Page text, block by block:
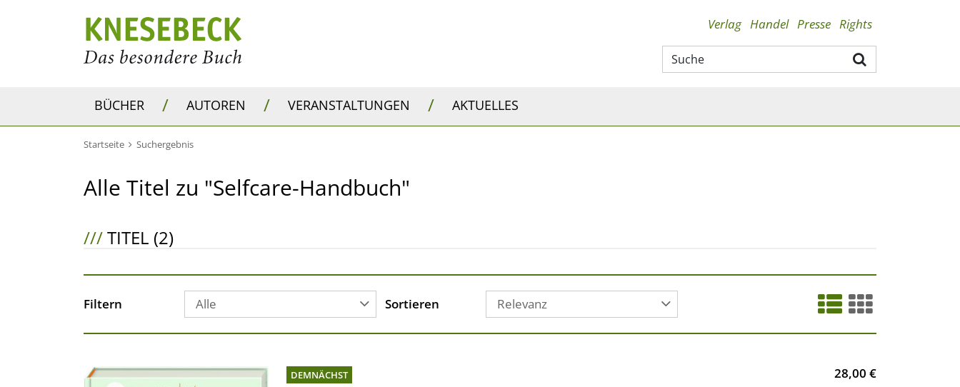
Verlag Handel Presse Rights
BÜCHER / AUTOREN / VERANSTALTUNGEN / AKTUELLES
Startseite Suchergebnis
Alle Titel zu "Selfcare-Handbuch"
///TITEL (2)
Filtern Alle Sortieren Relevanz
DEMNÄCHST 28,00 €